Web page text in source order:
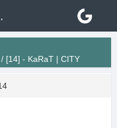
1.6
/ [14] - KaRaT | CITY